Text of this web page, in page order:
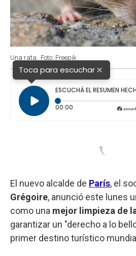
Una rata. Foto: Freepik
Toca para escuchar×
ESCUCHÁ EL RESUMEN
00:00 Tiempo
El nuevo alcalde de París, el
Grégoire, anunció este lunes
como una mejor limpieza de
garantizar un "derecho a lo
primer destino turístico